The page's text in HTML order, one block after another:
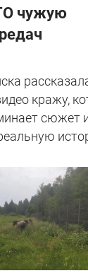
чужую
кражу,
сюжет